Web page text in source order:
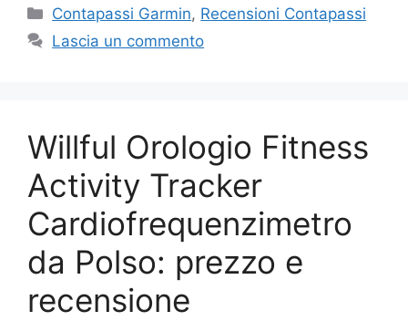
Categorie
Contapassi Garmin, Recensioni Contapassi
Lascia un commento
Willful Orologio Fitness
Activity Tracker
Cardiofrequenzimetro
da Polso: prezzo e
recensione